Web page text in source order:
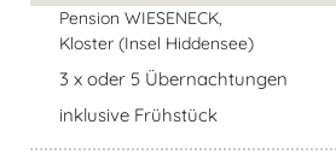
Pension WIESENECK,
Kloster (Insel Hiddensee)
3 x oder 5 Übernachtungen
inklusive Frühstück